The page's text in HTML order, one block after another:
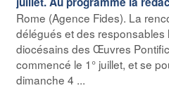
Rome (Agence Fides). La
délégués et des responsables
diocésains des Œuvres
commencé le 1° juillet, et se
dimanche 4 ...